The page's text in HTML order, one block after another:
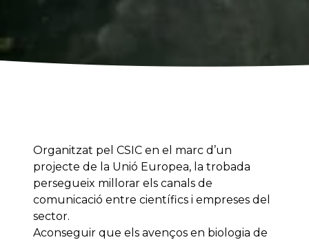
Organitzat pel CSIC en el marc d’un
projecte de la Unió Europea, la trobada
persegueix millorar els canals de
comunicació entre científics i empreses del
sector.
Aconseguir que els avenços en biologia de